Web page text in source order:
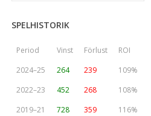
SPELHISTORIK
Period Vinst Förlust
ROI
2024–25
264 239
109%
2022–23
452 268
108%
2019–21
728 359
116%